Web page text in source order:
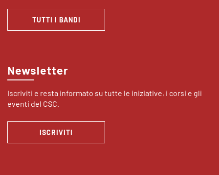
TUTTI I BANDI
Newsletter
Iscriviti e resta informato su tutte le iniziative, i corsi e gli
eventi del CSC.
ISCRIVITI